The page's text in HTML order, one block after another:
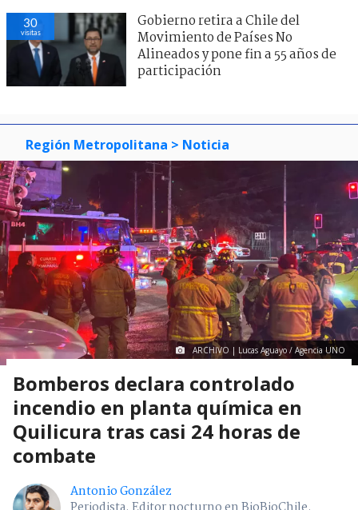
30
visitas
Gobierno retira a Chile del
Movimiento de Países No
Alineados y pone fin a 55 años de
participación
Región Metropolitana > Noticia
ARCHIVO | Lucas Aguayo / Agencia UNO
Bomberos declara controlado
incendio en planta química en
Quilicura tras casi 24 horas de
combate
Antonio González